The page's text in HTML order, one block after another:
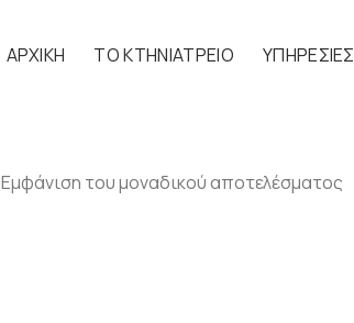
ΑΡΧΙΚΗ ΤΟ ΚΤΗΝΙΑΤΡΕΙΟ ΥΠΗΡΕΣΙΕΣ
Εμφάνιση του μοναδικού αποτελέσματος